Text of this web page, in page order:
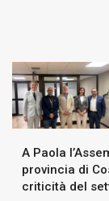
A Paola
provincia di
criticità del